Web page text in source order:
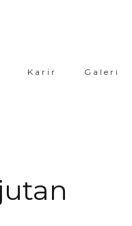
Karir Galeri